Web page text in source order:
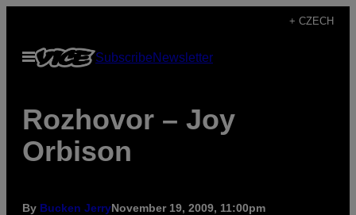
content
+ CZECH
Open
Menu
SubscribeNewsletter
Rozhovor – Joy
Orbison
By Bucken JerryNovember 19, 2009, 11:00pm